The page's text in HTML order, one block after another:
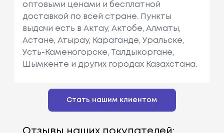
оптовыми ценами и бесплатной
доставкой по всей стране. Пункты
выдачи есть в Актау, Актобе, Алматы,
Астане, Атырау, Караганде, Уральске,
Усть-Каменогорске, Талдыкоргане,
Шымкенте и других городах Казахстана.
Стать нашим клиентом
Отзывы наших покупателей: